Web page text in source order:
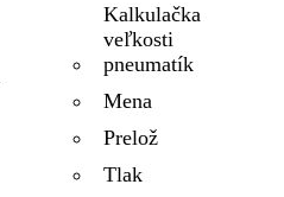
Kalkulačka
veľkosti
pneumatík
Mena
Prelož
Tlak